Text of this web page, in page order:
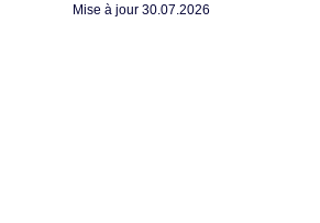
Mise à jour 30.07.2026